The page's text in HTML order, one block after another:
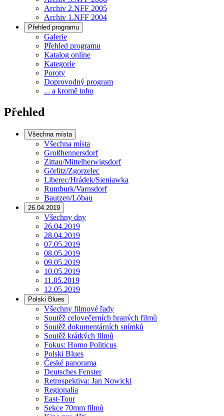
Archiv 2.NFF 2005
Archiv 1.NFF 2004
Přehled programu
Galerie
Přehled programu
Katalog online
Kategorie
Poroty
Doprovodný program
... a kromě toho
Přehled
Všechna místa
Všechna místa
Großhennersdorf
Zittau/Mittelherwigsdorf
Görlitz/Zgorzelec
Liberec/Hrádek/Sieniawka
Rumburk/Varnsdorf
Bautzen/Löbau
26.04.2019
Všechny dny
26.04.2019
28.04.2019
07.05.2019
08.05.2019
09.05.2019
10.05.2019
11.05.2019
12.05.2019
Polski Blues
Všechny filmové řady
Soutěž celovečerních hraných filmů
Soutěž dokumentárních snímků
Soutěž krátkých filmů
Fokus: Homo Politicus
Polski Blues
České panorama
Deutsches Fenster
Retrospektiva: Jan Nowicki
Regionalia
East-Tour
Sekce 70mm filmů